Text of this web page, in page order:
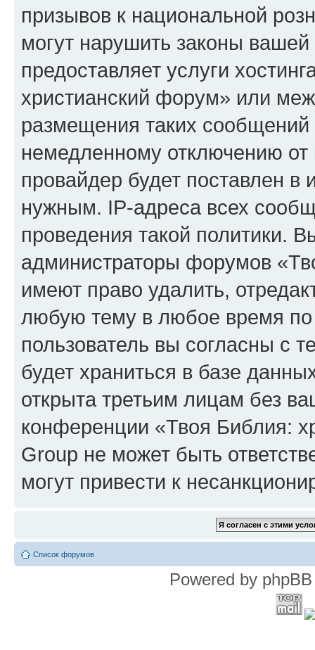
призывов к национальной
могут нарушить законы
предоставляет услуги
христианский форум» или
размещения таких
немедленному отключению
провайдер будет поставлен в
нужным. IP-адреса всех
проведения такой политики.
администраторы форумов
имеют право удалить,
любую тему в любое время
пользователь вы согласны с
будет храниться в базе
открыта третьим лицам без
конференции «Твоя Библия:
Group не может быть
могут привести к
Список форумов
Powered by